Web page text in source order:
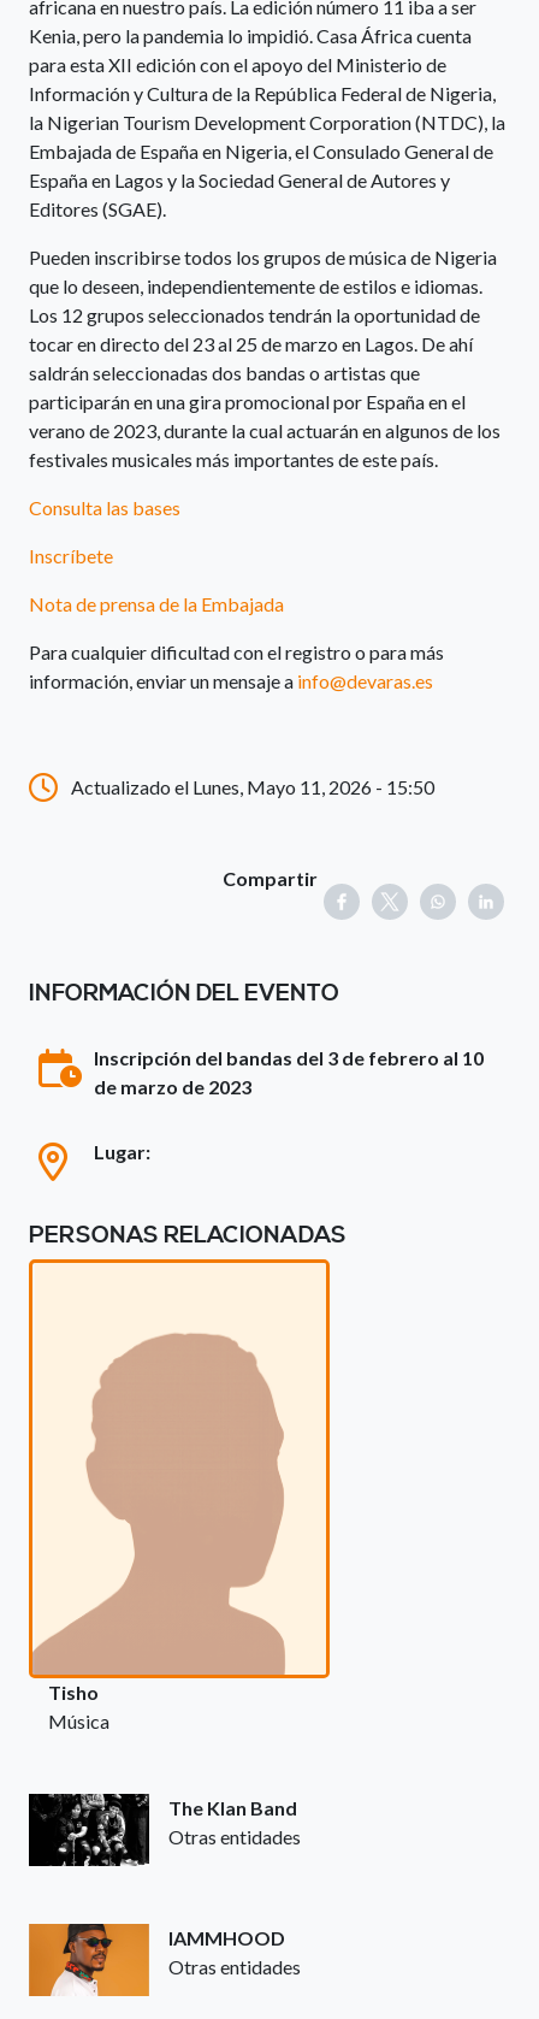
africana en nuestro país. La edición número 11 iba a ser
Kenia, pero la pandemia lo impidió. Casa África cuenta
para esta XII edición con el apoyo del Ministerio de
Información y Cultura de la República Federal de Nigeria,
la Nigerian Tourism Development Corporation (NTDC), la
Embajada de España en Nigeria, el Consulado General de
España en Lagos y la Sociedad General de Autores y
Editores (SGAE).
Pueden inscribirse todos los grupos de música de Nigeria
que lo deseen, independientemente de estilos e idiomas.
Los 12 grupos seleccionados tendrán la oportunidad de
tocar en directo del 23 al 25 de marzo en Lagos. De ahí
saldrán seleccionadas dos bandas o artistas que
participarán en una gira promocional por España en el
verano de 2023, durante la cual actuarán en algunos de los
festivales musicales más importantes de este país.
Consulta las bases
Inscríbete
Nota de prensa de la Embajada
Para cualquier dificultad con el registro o para más
información, enviar un mensaje a info@devaras.es
Actualizado el Lunes, Mayo 11, 2026 - 15:50
Compartir
INFORMACIÓN DEL EVENTO
Inscripción del bandas del 3 de febrero al 10
de marzo de 2023
Lugar:
PERSONAS RELACIONADAS
Tisho
Música
The Klan Band
Otras entidades
IAMMHOOD
Otras entidades